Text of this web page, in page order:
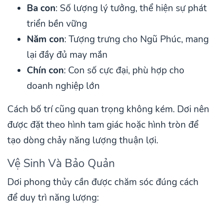
Ba con: Số lượng lý tưởng, thể hiện sự phát
triển bền vững
Năm con: Tượng trưng cho Ngũ Phúc, mang
lại đầy đủ may mắn
Chín con: Con số cực đại, phù hợp cho
doanh nghiệp lớn
Cách bố trí cũng quan trọng không kém. Dơi nên
được đặt theo hình tam giác hoặc hình tròn để
tạo dòng chảy năng lượng thuận lợi.
Vệ Sinh Và Bảo Quản
Dơi phong thủy cần được chăm sóc đúng cách
để duy trì năng lượng: